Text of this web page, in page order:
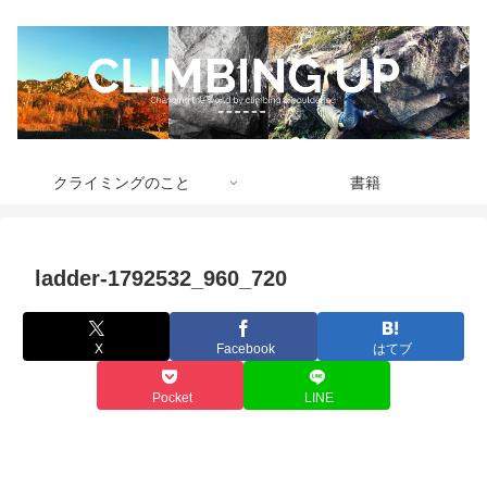
クライミングのこと 書籍
ladder-1792532_960_720
X Facebook はてブ
Pocket LINE